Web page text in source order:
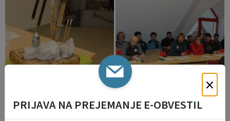
×
PRIJAVA NA PREJEMANJE E-OBVESTIL